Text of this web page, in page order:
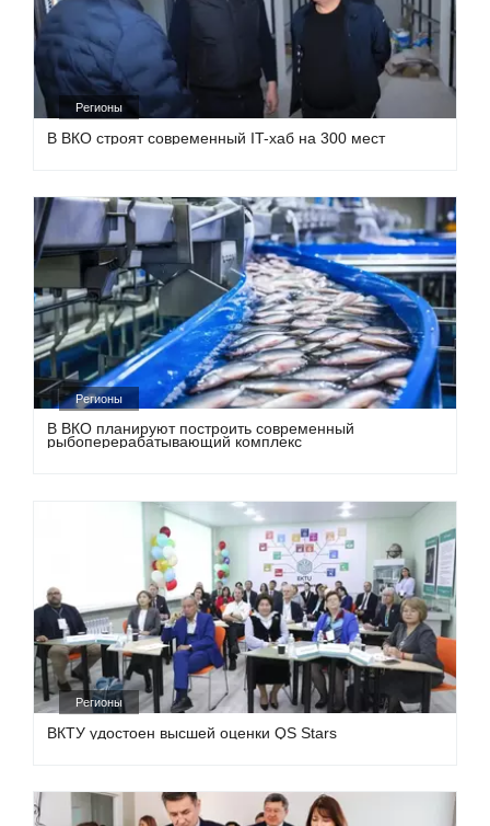
Регионы
В ВКО строят современный IT-хаб на 300 мест
Регионы
В ВКО планируют построить современный
рыбоперерабатывающий комплекс
Регионы
ВКТУ удостоен высшей оценки QS Stars